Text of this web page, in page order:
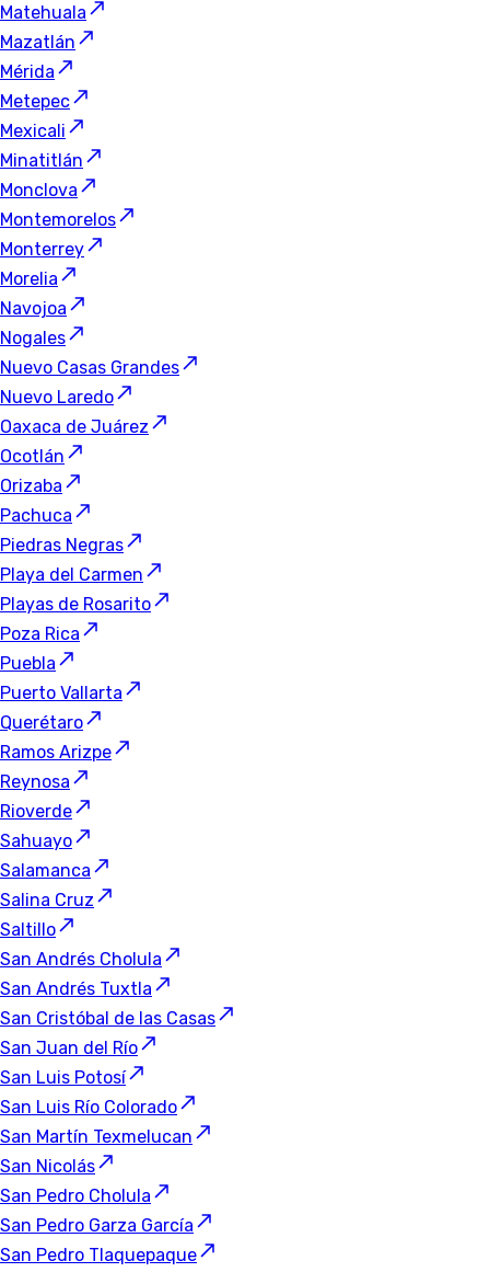
Matehuala
Mazatlán
Mérida
Metepec
Mexicali
Minatitlán
Monclova
Montemorelos
Monterrey
Morelia
Navojoa
Nogales
Nuevo Casas Grandes
Nuevo Laredo
Oaxaca de Juárez
Ocotlán
Orizaba
Pachuca
Piedras Negras
Playa del Carmen
Playas de Rosarito
Poza Rica
Puebla
Puerto Vallarta
Querétaro
Ramos Arizpe
Reynosa
Rioverde
Sahuayo
Salamanca
Salina Cruz
Saltillo
San Andrés Cholula
San Andrés Tuxtla
San Cristóbal de las Casas
San Juan del Río
San Luis Potosí
San Luis Río Colorado
San Martín Texmelucan
San Nicolás
San Pedro Cholula
San Pedro Garza García
San Pedro Tlaquepaque